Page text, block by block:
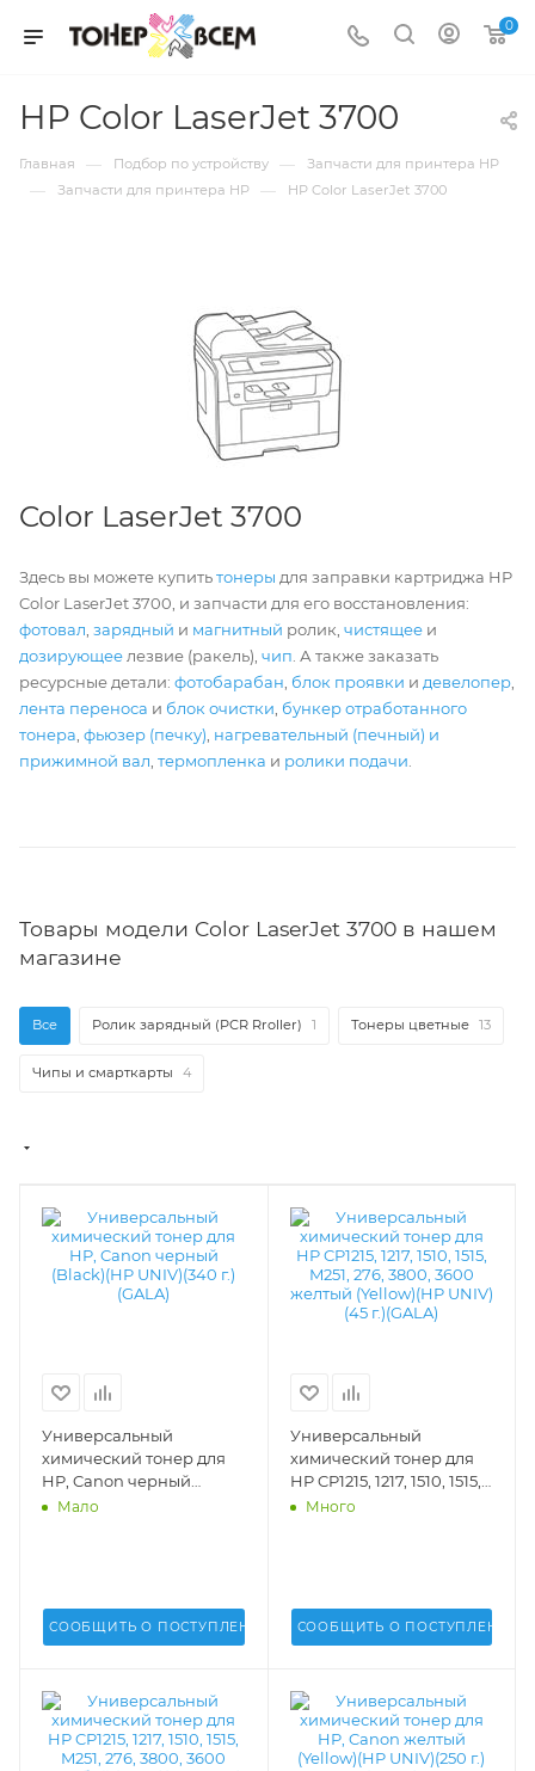
0
HP Color LaserJet 3700
Главная — Подбор по устройству — Запчасти для принтера HP
— Запчасти для принтера HP — HP Color LaserJet 3700
Color LaserJet 3700
Здесь вы можете купитьтонеры для заправки картриджа HP
Color LaserJet 3700, и запчасти для его восстановления:
фотовал зарядный и магнитный ролик, чистящее и
дозирующее лезвие (ракель), чип . А также заказать
ресурсные детали: фотобарабан блок проявки и девелопер
лента переноса и блок очистки бункер отработанного
тонера фьюзер (печку) нагревательный (печный) и
прижимной вал термопленка и ролики подачи
Товары модели Color LaserJet 3700 в нашем
магазине
Все Ролик зарядный (PCR Rroller) 1 Тонеры цветные 13
Чипы и смарткарты 4
Универсальный
химический тонер для
HP, Canon черный
(Black)(HP UNIV)(340 г.)
Мало
СООБЩИТЬ О ПОСТУПЛЕНИИ
Универсальный
химический тонер для
HP CP1215, 1217, 1510, 1515,
M251, 276, 3800, 3600
Много
СООБЩИТЬ О ПОСТУПЛЕНИИ